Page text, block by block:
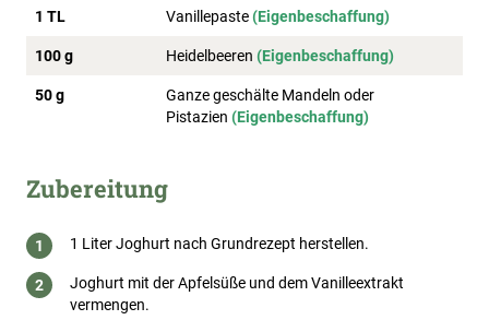
1 TL Vanillepaste(Eigenbeschaffung)
100 g Heidelbeeren (Eigenbeschaffung)
50 g
Ganze geschälte Mandeln oder
Pistazien (Eigenbeschaffung)
Zubereitung
1 Liter Joghurt nach Grundrezept herstellen.
Joghurt mit der Apfelsüße und dem Vanilleextrakt
vermengen.